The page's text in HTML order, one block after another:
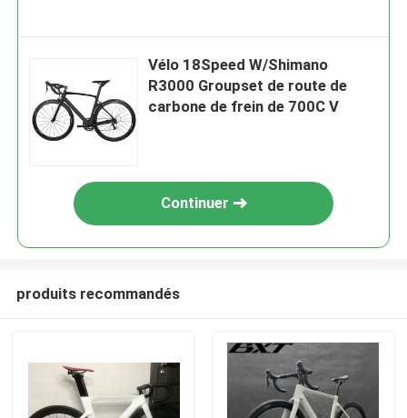
Vélo 18Speed W/Shimano
R3000 Groupset de route de
carbone de frein de 700C V
Continuer
produits recommandés